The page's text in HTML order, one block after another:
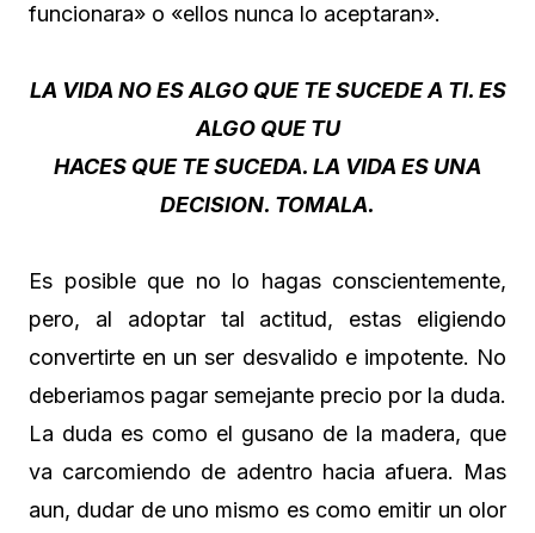
funcionara» o «ellos nunca lo aceptaran».
LA VIDA NO ES ALGO QUE TE SUCEDE A TI. ES
ALGO QUE TU
HACES QUE TE SUCEDA. LA VIDA ES UNA
DECISION. TOMALA.
Es posible que no lo hagas conscientemente,
pero, al adoptar tal actitud, estas eligiendo
convertirte en un ser desvalido e impotente. No
deberiamos pagar semejante precio por la duda.
La duda es como el gusano de la madera, que
va carcomiendo de adentro hacia afuera. Mas
aun, dudar de uno mismo es como emitir un olor